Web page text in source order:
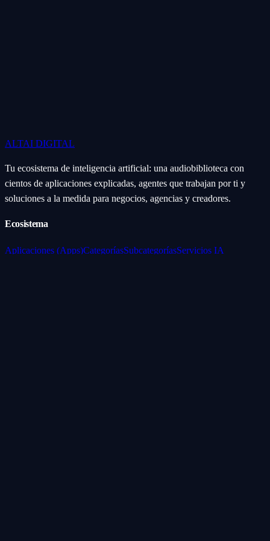
ALTAI DIGITAL
Tu ecosistema de inteligencia artificial: una audiobiblioteca con
cientos de aplicaciones explicadas, agentes que trabajan por ti y
soluciones a la medida para negocios, agencias y creadores.
Ecosistema
Aplicaciones (Apps)CategoríasSubcategoríasServicios IA